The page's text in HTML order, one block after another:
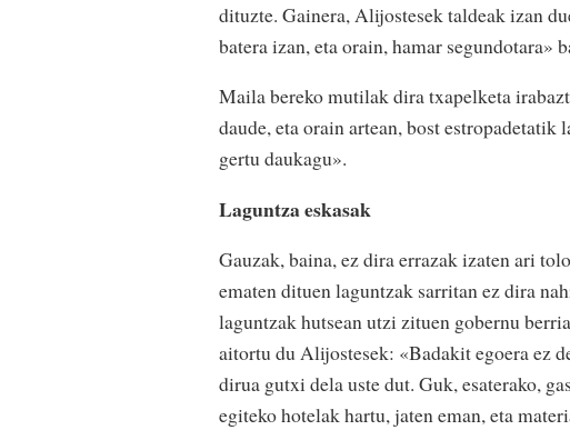
dituzte. Gainera, Alijostesek taldeak izan
batera izan, eta orain, hamar segundotara»
Maila bereko mutilak dira txapelketa
daude, eta orain artean, bost
gertu daukagu».
Laguntza eskasak
Gauzak, baina, ez dira errazak izaten ari
ematen dituen laguntzak sarritan ez dira
laguntzak hutsean utzi zituen gobernu
aitortu du Alijostesek: «Badakit egoera ez
dirua gutxi dela uste dut. Guk, esaterako,
egiteko hotelak hartu, jaten eman, eta